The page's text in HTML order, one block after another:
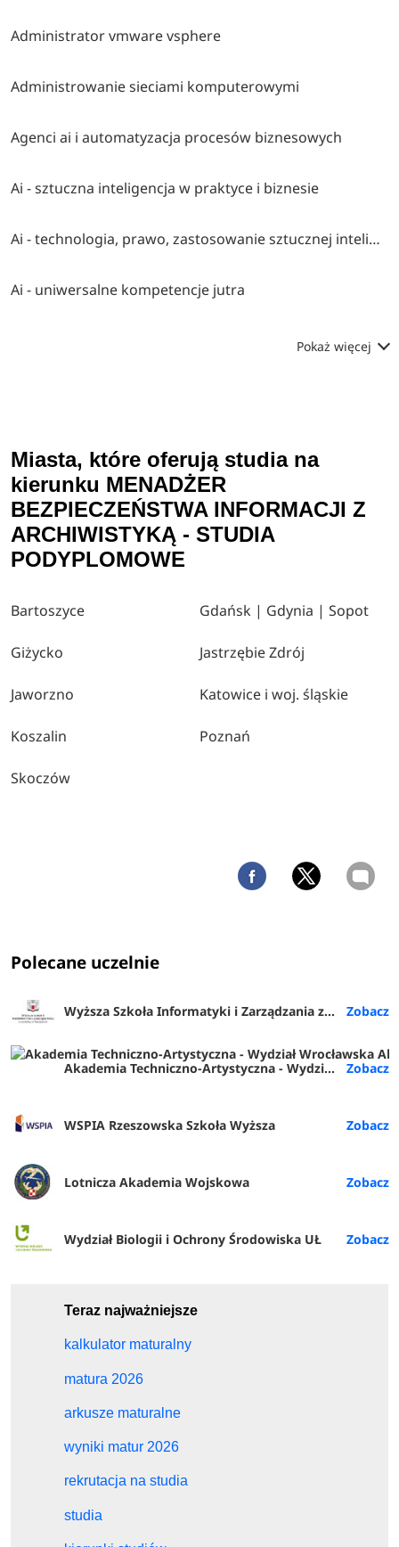
Administrator vmware vsphere
Administrowanie sieciami komputerowymi
Agenci ai i automatyzacja procesów biznesowych
Ai - sztuczna inteligencja w praktyce i biznesie
Ai - technologia, prawo, zastosowanie sztucznej inteligencji
Ai - uniwersalne kompetencje jutra
Pokaż więcej
Miasta, które oferują studia na
kierunku MENADŻER
BEZPIECZEŃSTWA INFORMACJI Z
ARCHIWISTYKĄ - STUDIA
PODYPLOMOWE
Bartoszyce Gdańsk | Gdynia | Sopot
Giżycko Jastrzębie Zdrój
Jaworzno Katowice i woj. śląskie
Koszalin Poznań
Skoczów
Polecane uczelnie
Wyższa Szkoła Informatyki i Zarządzania z siedzibą w Rzeszowie
Akademia Techniczno-Artystyczna - Wydział Wrocławska Akademia Biznesu (ATA Wrocław)
WSPIA Rzeszowska Szkoła Wyższa
Lotnicza Akademia Wojskowa
Wydział Biologii i Ochrony Środowiska UŁ
Teraz najważniejsze
kalkulator maturalny
matura 2026
arkusze maturalne
wyniki matur 2026
rekrutacja na studia
studia